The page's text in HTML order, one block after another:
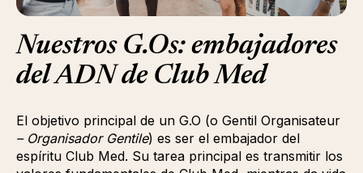
Nuestros G.Os: embajadores
del ADN de Club Med
El objetivo principal de un G.O (o Gentil Organisateur
– Organisador Gentile) es ser el embajador del
espíritu Club Med. Su tarea principal es transmitir los